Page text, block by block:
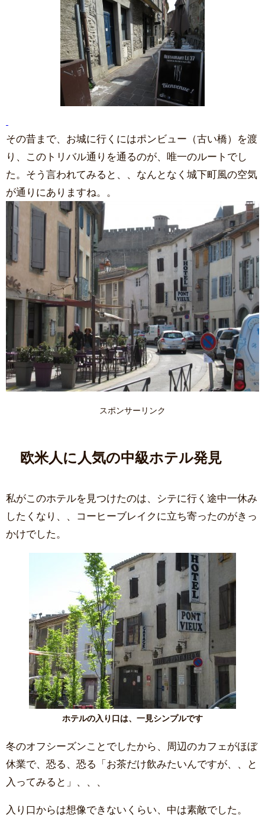
その昔まで、お城に行くにはポンビュー（古い橋）を渡
り、このトリバル通りを通るのが、唯一のルートでし
た。そう言われてみると、、なんとなく城下町風の空気
が通りにありますね。。
スポンサーリンク
欧米人に人気の中級ホテル発見
私がこのホテルを見つけたのは、シテに行く途中一休み
したくなり、、コーヒーブレイクに立ち寄ったのがきっ
かけでした。
ホテルの入り口は、一見シンプルです
冬のオフシーズンことでしたから、周辺のカフェがほぼ
休業で、恐る、恐る「お茶だけ飲みたいんですが、、と
入ってみると」、、、
入り口からは想像できないくらい、中は素敵でした。